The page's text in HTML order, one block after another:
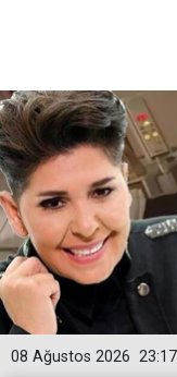
23:17
08 Ağustos 2026